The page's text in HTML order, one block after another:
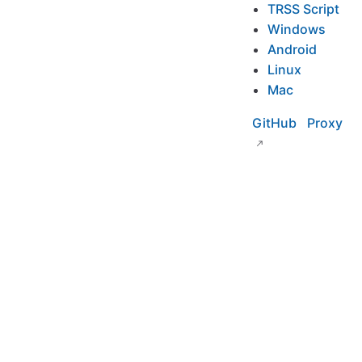
TRSS Script
Windows
Android
Linux
Mac
GitHub Proxy